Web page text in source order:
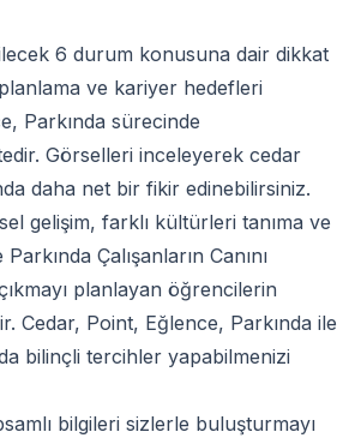
6 durum konusuna dair dikkat
ve kariyer hedefleri
Parkında sürecinde
Görselleri inceleyerek cedar
daha net bir fikir edinebilirsiniz.
gelişim, farklı kültürleri tanıma ve
Çalışanların Canını
planlayan öğrencilerin
Cedar, Point, Eğlence, Parkında ile
bilinçli tercihler yapabilmenizi
bilgileri sizlerle buluşturmayı